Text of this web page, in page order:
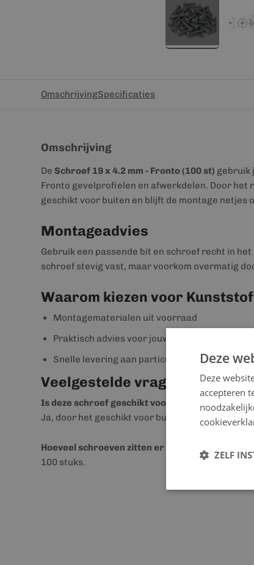
OmschrijvingSpecificaties
Omschrijving
De Schroef 19 x 4.2 mm - Fronto (100 st) gebruik
Fronto gevelprofielen en afwerkdelen. Door het
geschikt voor buiten en blijft de montage netjes
Montageadvies
Gebruik een passende bit en schroef recht in
schroef stevig vast, maar voorkom overmatig
Waarom kiezen voor
Montagematerialen uit voorraad
Praktisch advies voor jouw project
Snelle levering aan particulier en professional
Veelgestelde vragen
Is deze schroef geschikt voor buiten?
Ja, door het geschikt voor buitengebruik.
Hoeveel schroeven zitten er in de verpakking?
100 stuks.
Deze
Deze
accepteren
ZELF